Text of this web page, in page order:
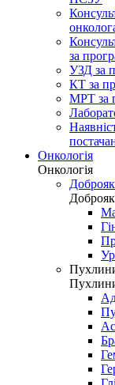
за
УЗД за
КТ за
МРТ за
Онкологія
Онкологія